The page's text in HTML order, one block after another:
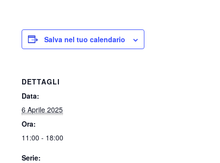
Salva nel tuo calendario
DETTAGLI
Data:
6 Aprile 2025
Ora:
11:00 - 18:00
Serie: